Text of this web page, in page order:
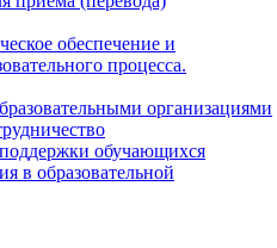
обеспечение и
процесса.
организациями
обучающихся
в образовательной